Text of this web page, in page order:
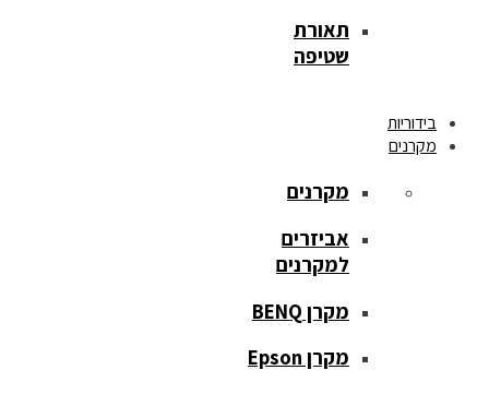
תאורת
שטיפה
בידוריות
מקרנים
מקרנים
אביזרים
למקרנים
מקרן BENQ
מקרן Epson